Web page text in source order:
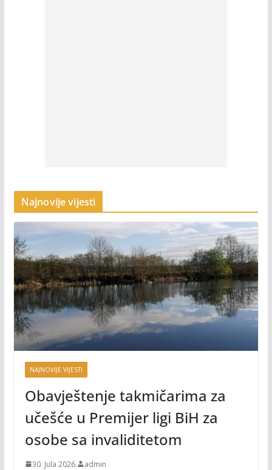
Najnovije vijesti
NAJNOVIJE VIJESTI
Obavještenje takmičarima za
učešće u Premijer ligi BiH za
osobe sa invaliditetom
30. Jula 2026. admin